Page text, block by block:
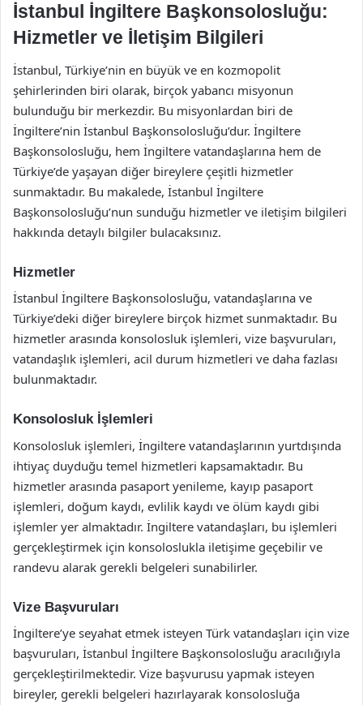
İstanbul İngiltere Başkonsolosluğu:
Hizmetler ve İletişim Bilgileri
İstanbul, Türkiye’nin en büyük ve en kozmopolit
şehirlerinden biri olarak, birçok yabancı misyonun
bulunduğu bir merkezdir. Bu misyonlardan biri de
İngiltere’nin İstanbul Başkonsolosluğu’dur. İngiltere
Başkonsolosluğu, hem İngiltere vatandaşlarına hem de
Türkiye’de yaşayan diğer bireylere çeşitli hizmetler
sunmaktadır. Bu makalede, İstanbul İngiltere
Başkonsolosluğu’nun sunduğu hizmetler ve iletişim bilgileri
hakkında detaylı bilgiler bulacaksınız.
Hizmetler
İstanbul İngiltere Başkonsolosluğu, vatandaşlarına ve
Türkiye’deki diğer bireylere birçok hizmet sunmaktadır. Bu
hizmetler arasında konsolosluk işlemleri, vize başvuruları,
vatandaşlık işlemleri, acil durum hizmetleri ve daha fazlası
bulunmaktadır.
Konsolosluk İşlemleri
Konsolosluk işlemleri, İngiltere vatandaşlarının yurtdışında
ihtiyaç duyduğu temel hizmetleri kapsamaktadır. Bu
hizmetler arasında pasaport yenileme, kayıp pasaport
işlemleri, doğum kaydı, evlilik kaydı ve ölüm kaydı gibi
işlemler yer almaktadır. İngiltere vatandaşları, bu işlemleri
gerçekleştirmek için konsoloslukla iletişime geçebilir ve
randevu alarak gerekli belgeleri sunabilirler.
Vize Başvuruları
İngiltere’ye seyahat etmek isteyen Türk vatandaşları için vize
başvuruları, İstanbul İngiltere Başkonsolosluğu aracılığıyla
gerçekleştirilmektedir. Vize başvurusu yapmak isteyen
bireyler, gerekli belgeleri hazırlayarak konsolosluğa